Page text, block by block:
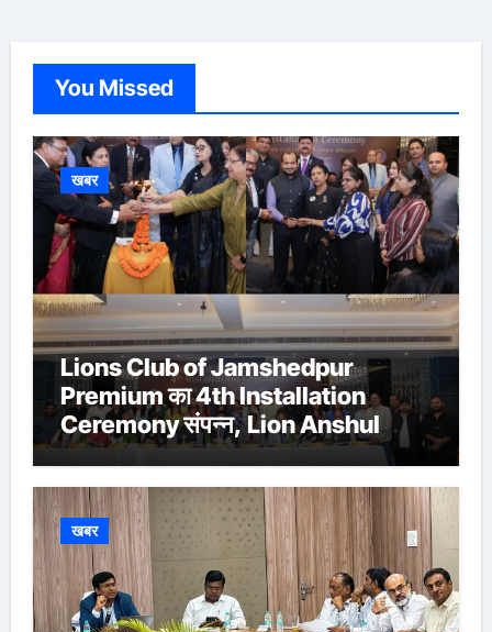
You Missed
खबर
Lions Club of Jamshedpur
Premium का 4th Installation
Ceremony संपन्न, Lion Anshul
Ringasia ने संभाला अध्यक्ष पद
खबर